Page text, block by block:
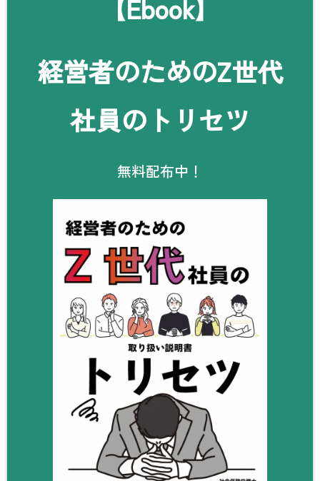
【Ebook】
経営者のためのZ世代
社員のトリセツ
無料配布中！